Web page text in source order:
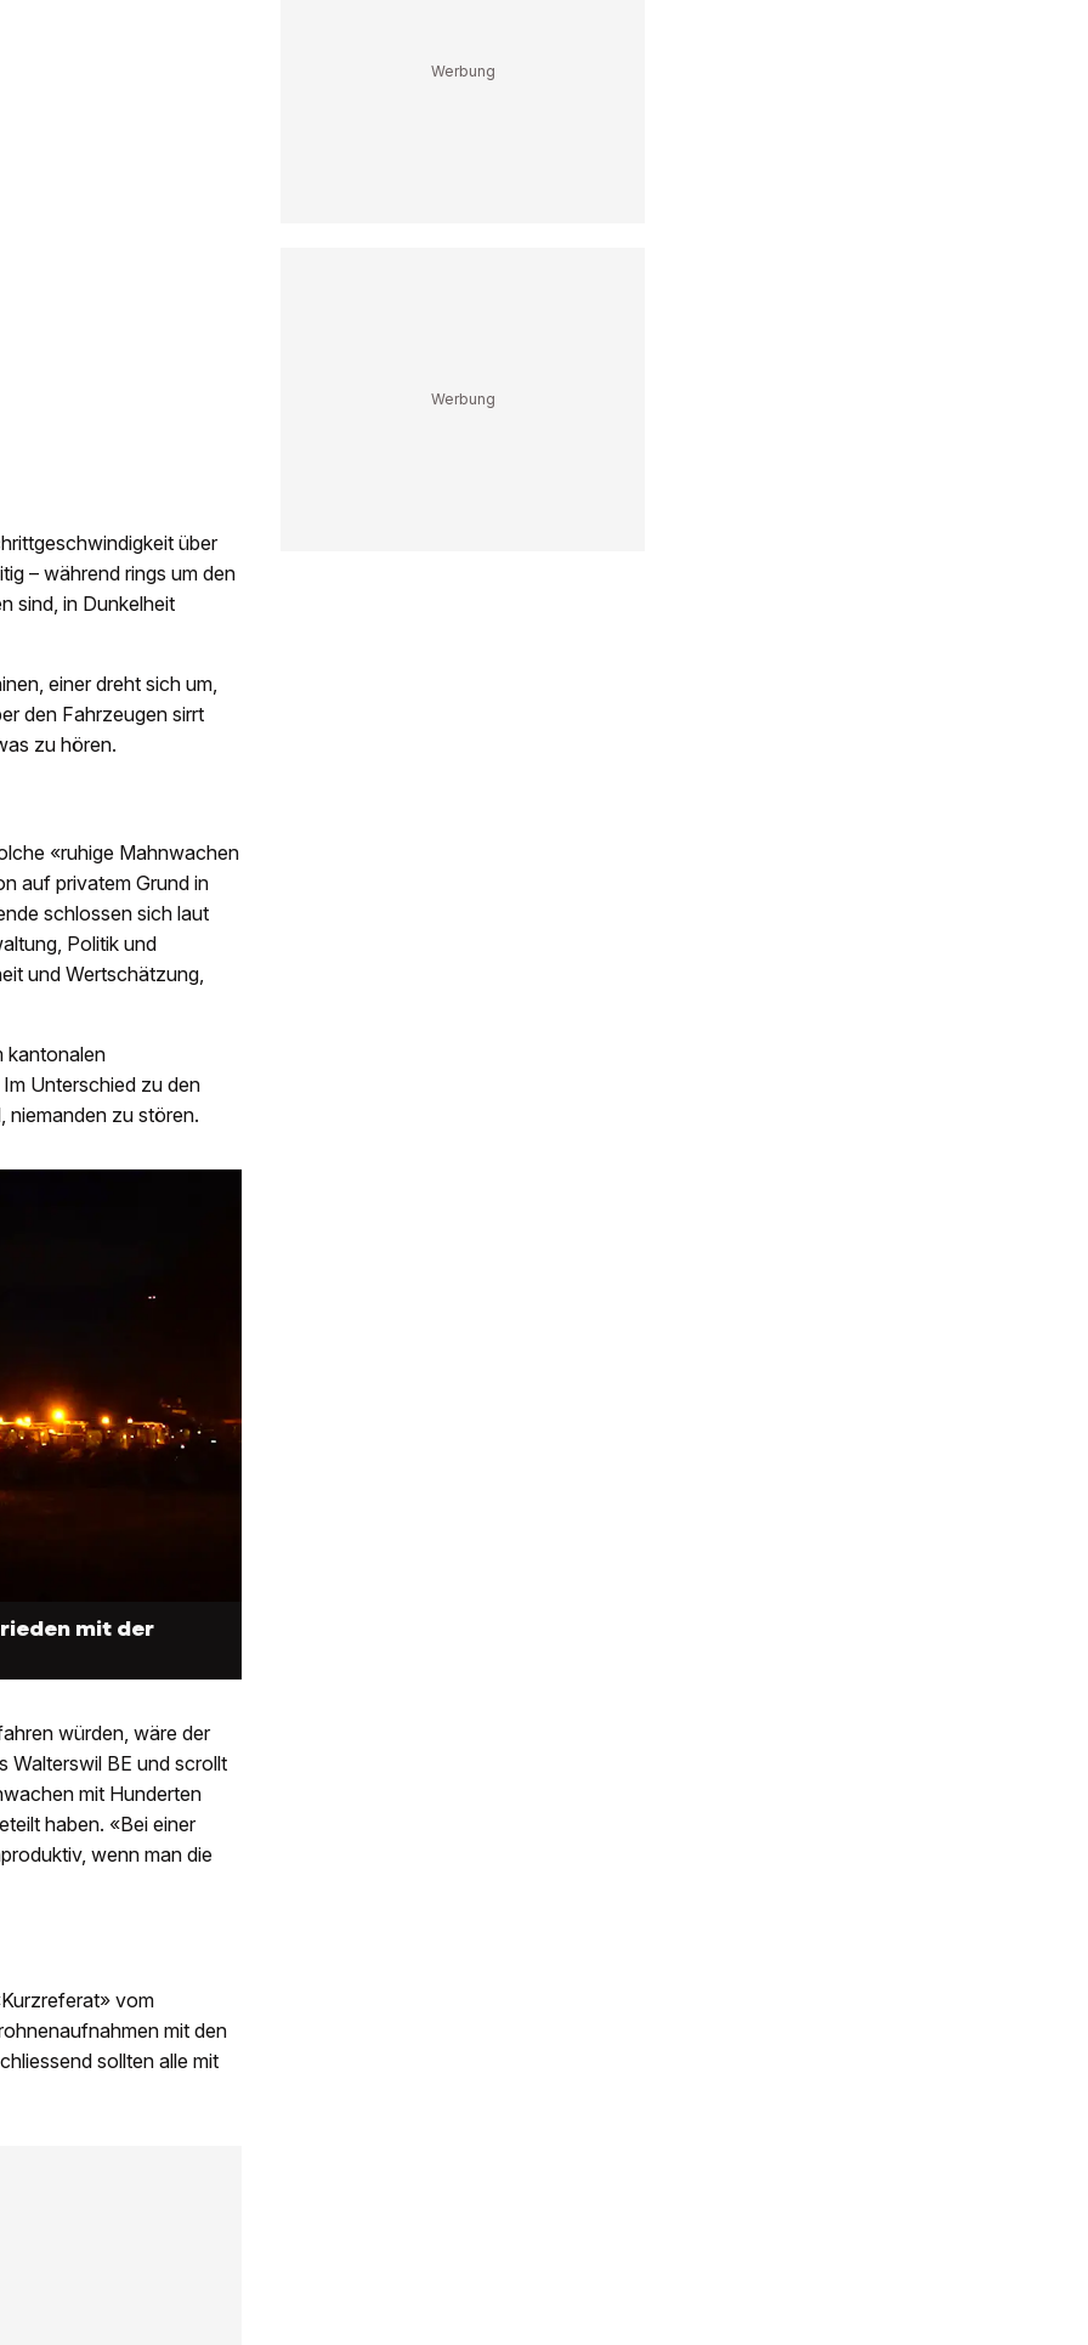
über
– während rings um den
sind, in Dunkelheit
einer dreht sich um,
den Fahrzeugen sirrt
zu hören.
«ruhige Mahnwachen
auf privatem Grund in
schlossen sich laut
Politik und
und Wertschätzung,
kantonalen
Unterschied zu den
niemanden zu stören.
mit der
würden, wäre der
Walterswil BE und scrollt
mit Hunderten
haben. «Bei einer
wenn man die
vom
mit den
sollten alle mit